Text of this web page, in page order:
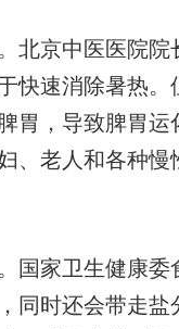
京中医医院院
快速消除暑热
胃，导致脾胃
、老人和各种
家卫生健康委
同时还会带走